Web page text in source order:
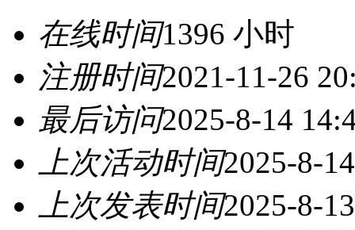
在线时间1396 小时
注册时间2021-11-26
最后访问2025-8-14
上次活动时间2025-8-
上次发表时间2025-8-